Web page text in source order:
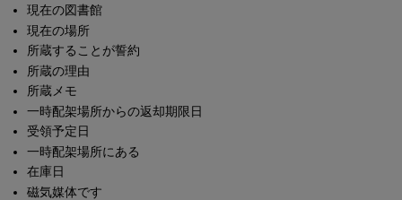
現在の図書館
現在の場所
所蔵することが誓約
所蔵の理由
所蔵メモ
一時配架場所からの返却期限日
受領予定日
一時配架場所にある
在庫日
磁気媒体です